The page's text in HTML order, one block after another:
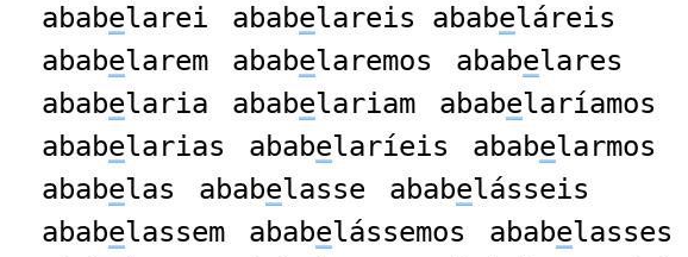
ababelarei ababelareis ababeláreis
ababelarem ababelaremos ababelares
ababelaria ababelariam ababelaríamos
ababelarias ababelaríeis ababelarmos
ababelas ababelasse ababelásseis
ababelassem ababelássemos ababelasses